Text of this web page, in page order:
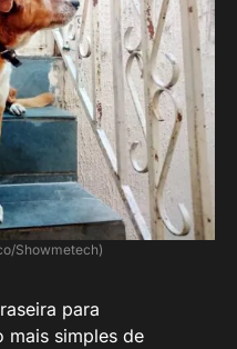
Showmetech)
para
mais simples de